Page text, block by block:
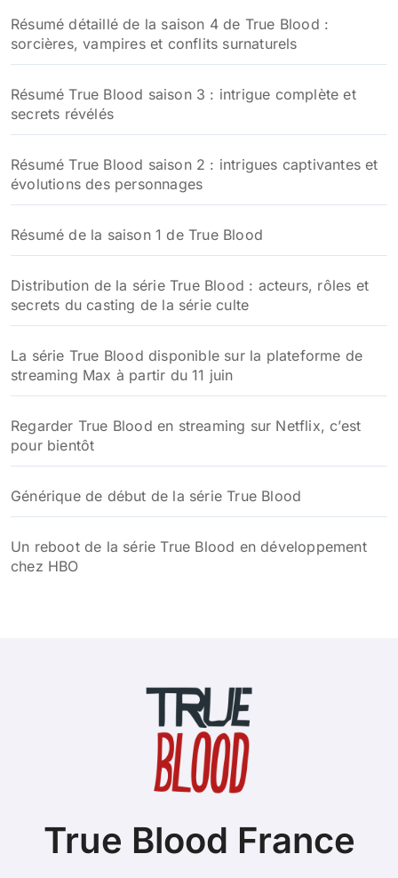
Résumé détaillé de la saison 4 de True Blood :
sorcières, vampires et conflits surnaturels
Résumé True Blood saison 3 : intrigue complète et
secrets révélés
Résumé True Blood saison 2 : intrigues captivantes et
évolutions des personnages
Résumé de la saison 1 de True Blood
Distribution de la série True Blood : acteurs, rôles et
secrets du casting de la série culte
La série True Blood disponible sur la plateforme de
streaming Max à partir du 11 juin
Regarder True Blood en streaming sur Netflix, c’est
pour bientôt
Générique de début de la série True Blood
Un reboot de la série True Blood en développement
chez HBO
True Blood France